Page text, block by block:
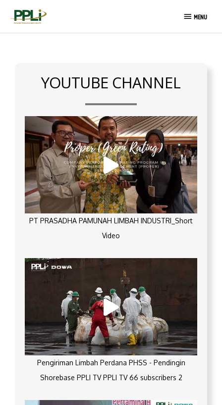
MENU
MENU
YOUTUBE CHANNEL
PT PRASADHA PAMUNAH LIMBAH INDUSTRI_Short
Video
Pengiriman Limbah Perdana PHSS - Pendingin
Shorebase PPLI TV PPLI TV 66 subscribers 2